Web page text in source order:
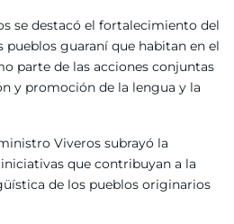
se destacó el fortalecimiento del
guaraní que habitan en el
parte de las acciones conjuntas
y promoción de la lengua y la
Viveros subrayó la
que contribuyan a la
de los pueblos originarios